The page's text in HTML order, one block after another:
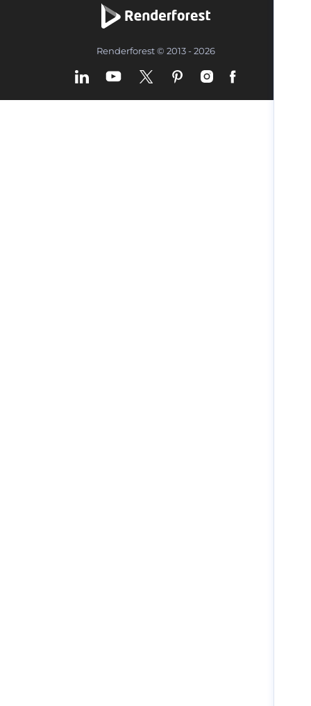
Renderforest © 2013 - 2026